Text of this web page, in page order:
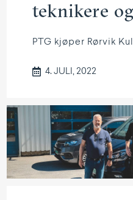
tek­nikere
PTG kjøper Rørvik
4. JULI, 2022